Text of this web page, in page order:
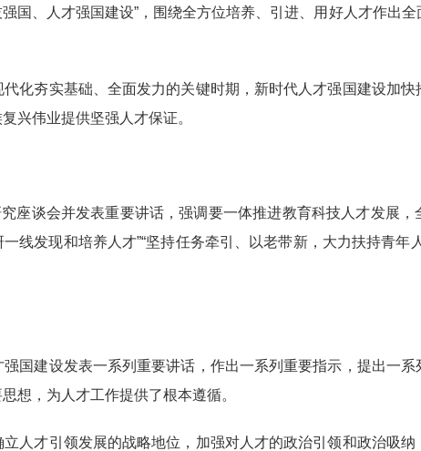
、人才强国建设”，围绕全方位培养、引进、用好人才作出全
夯实基础、全面发力的关键时期，新时代人才强国建设加快
兴伟业提供坚强人才保证。
谈会并发表重要讲话，强调要一体推进教育科技人才发展，
线发现和培养人才”“坚持任务牵引、以老带新，大力扶持青年
建设发表一系列重要讲话，作出一系列重要指示，提出一系
想，为人才工作提供了根本遵循。
才引领发展的战略地位，加强对人才的政治引领和政治吸纳